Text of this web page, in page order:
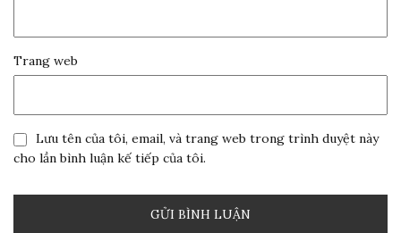
Trang web
Lưu tên của tôi, email, và trang web trong trình duyệt này
cho lần bình luận kế tiếp của tôi.